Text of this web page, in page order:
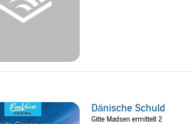
Dänische Schuld
Gitte Madsen ermittelt 2